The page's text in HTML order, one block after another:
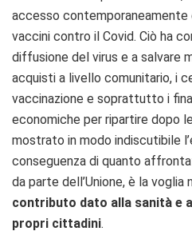
accesso contemporaneamente
vaccini contro il Covid. Ciò ha
diffusione del virus e a salvare
acquisti a livello comunitario, i
vaccinazione e soprattutto i
economiche per ripartire dopo
mostrato in modo indiscutibile
conseguenza di quanto
da parte dell’Unione, è la voglia
contributo dato alla sanità e
propri cittadini.